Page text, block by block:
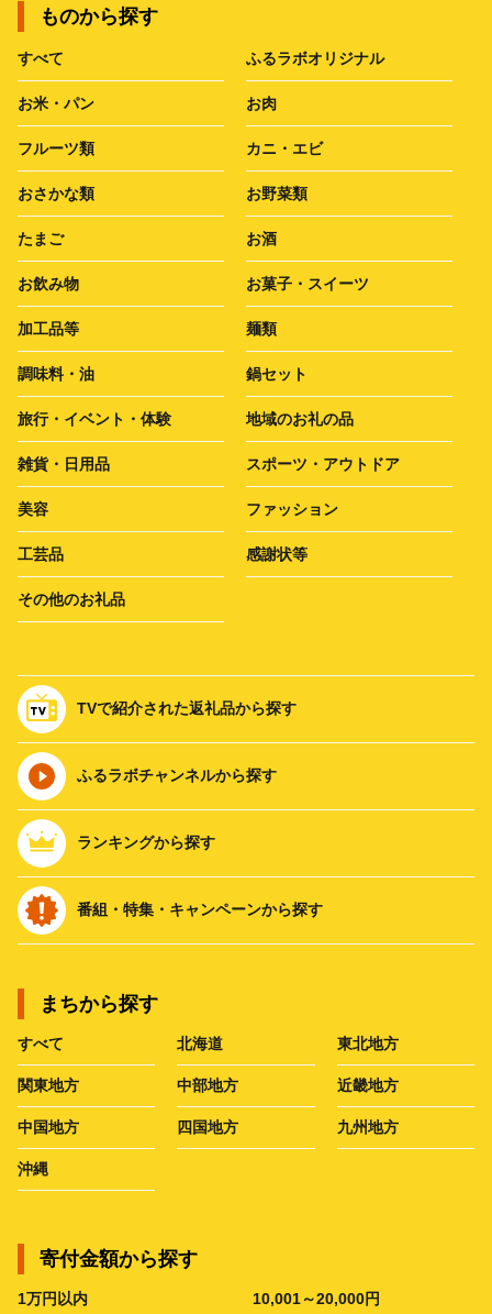
ものから探す
すべて ふるラボオリジナル
お米・パン お肉
フルーツ類 カニ・エビ
おさかな類 お野菜類
たまご お酒
お飲み物 お菓子・スイーツ
加工品等 麺類
調味料・油 鍋セット
旅行・イベント・体験 地域のお礼の品
雑貨・日用品 スポーツ・アウトドア
美容 ファッション
工芸品 感謝状等
その他のお礼品
TVで紹介された返礼品から探す
ふるラボチャンネルから探す
ランキングから探す
番組・特集・キャンペーンから探す
まちから探す
すべて 北海道 東北地方
関東地方 中部地方 近畿地方
中国地方 四国地方 九州地方
沖縄
寄付金額から探す
1万円以内 10,001～20,000円